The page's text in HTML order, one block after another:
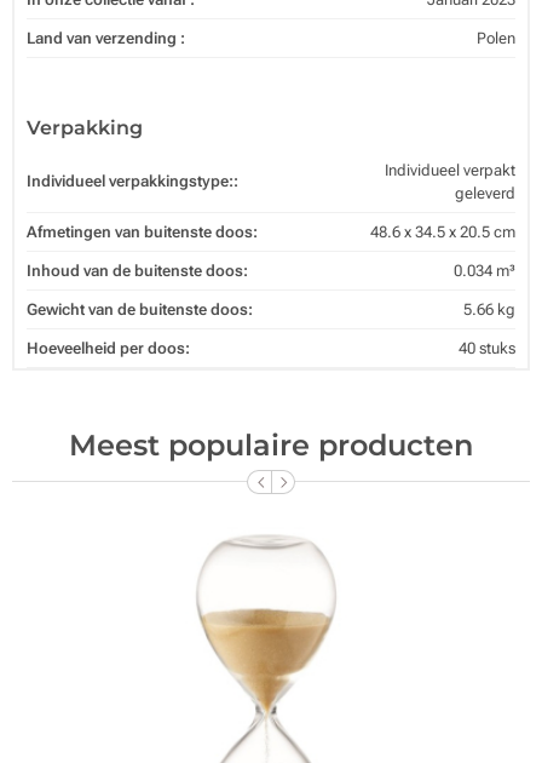
Land van verzending : Polen
Verpakking
Individueel verpakkingstype::
Individueel verpakt
geleverd
Afmetingen van buitenste doos: 48.6 x 34.5 x 20.5 cm
Inhoud van de buitenste doos: 0.034 m³
Gewicht van de buitenste doos: 5.66 kg
Hoeveelheid per doos: 40 stuks
Meest populaire producten